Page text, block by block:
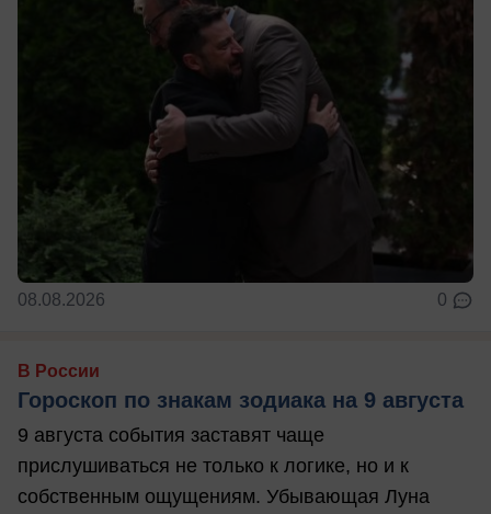
08.08.2026 0
В России
Гороскоп по знакам зодиака на 9 августа
9 августа события заставят чаще
прислушиваться не только к логике, но и к
собственным ощущениям. Убывающая Луна